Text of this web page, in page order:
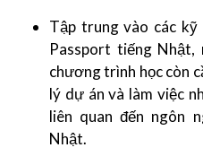
Tập trung vào các
Passport tiếng
chương trình học còn
lý dự án và làm việc
liên quan đến ngôn
Nhật.